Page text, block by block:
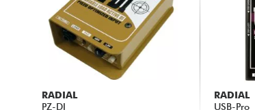
RADIAL
PZ-DI
RADIAL
USB-Pro